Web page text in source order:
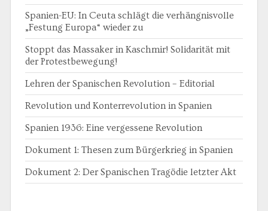
Spanien-EU: In Ceuta schlägt die verhängnisvolle
„Festung Europa“ wieder zu
Stoppt das Massaker in Kaschmir! Solidarität mit
der Protestbewegung!
Lehren der Spanischen Revolution – Editorial
Revolution und Konterrevolution in Spanien
Spanien 1936: Eine vergessene Revolution
Dokument 1: Thesen zum Bürgerkrieg in Spanien
Dokument 2: Der Spanischen Tragödie letzter Akt